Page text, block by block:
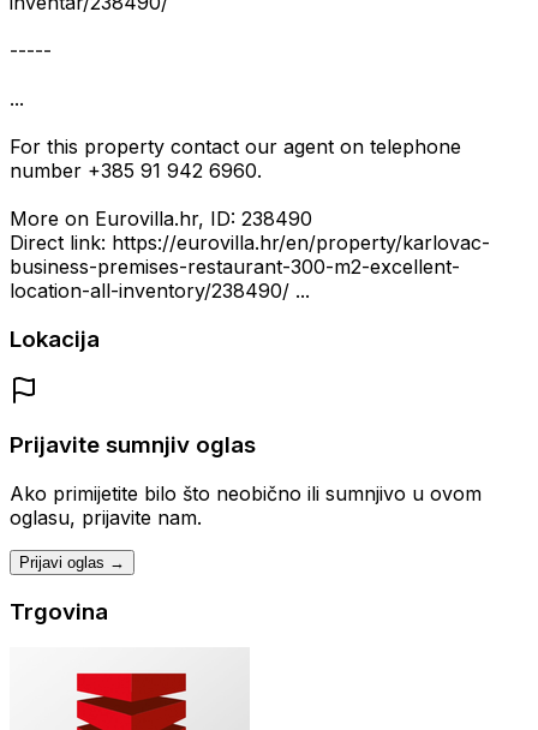
-----
...
For this property contact our agent on telephone
number +385 91 942 6960.
More on Eurovilla.hr, ID: 238490
Direct link: https://eurovilla.hr/en/property/karlovac-
business-premises-restaurant-300-m2-excellent-
location-all-inventory/238490/ ...
Lokacija
Prijavite sumnjiv oglas
Ako primijetite bilo što neobično ili sumnjivo u ovom
oglasu, prijavite nam.
Prijavi oglas →
Trgovina